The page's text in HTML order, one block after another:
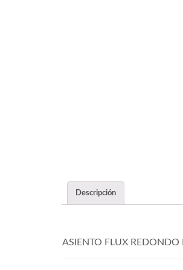
Descripción
ASIENTO FLUX